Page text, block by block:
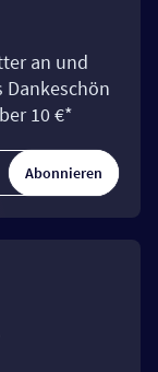
an und
Dankeschön
10 €*
Abonnieren